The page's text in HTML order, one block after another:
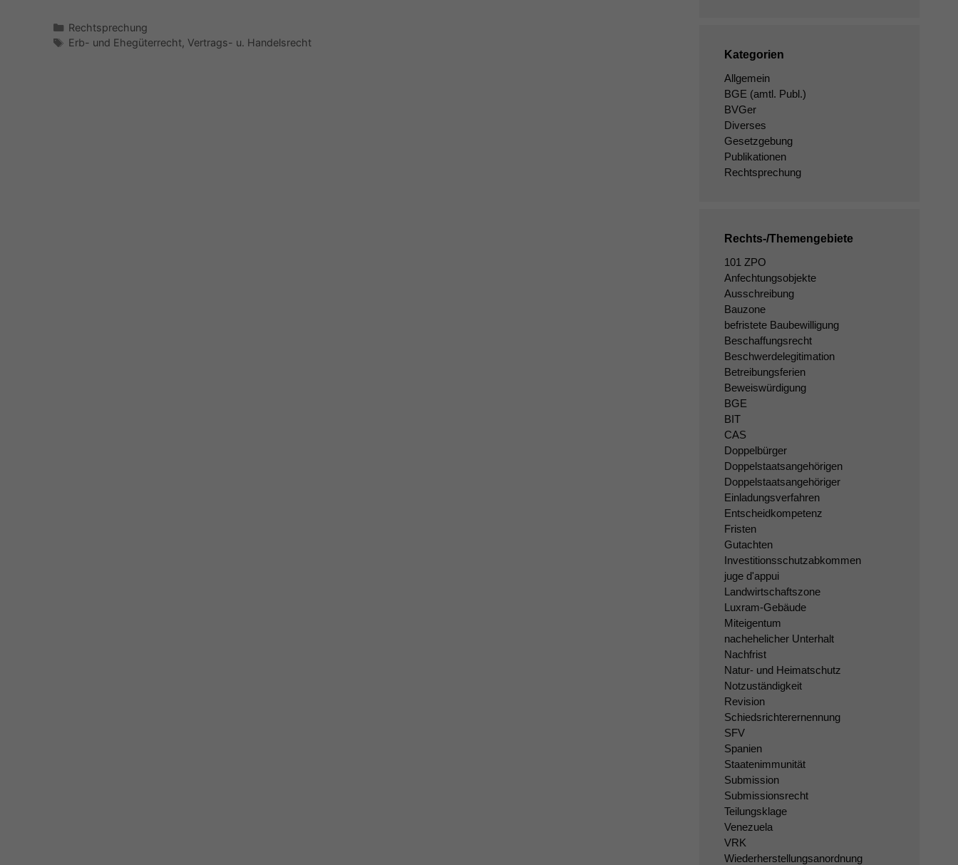
Kategorien
Rechtsprechung
Schlagwörter
Erb- und Ehegüterrecht, Vertrags- u. Handelsrecht
Kategorien
Allgemein
BGE (amtl. Publ.)
BVGer
Diverses
Gesetzgebung
Publikationen
Rechtsprechung
Rechts-/Themengebiete
101 ZPO
Anfechtungsobjekte
Ausschreibung
Bauzone
befristete Baubewilligung
Beschaffungsrecht
Beschwerdelegitimation
Betreibungsferien
Beweiswürdigung
BGE
BIT
CAS
Doppelbürger
Doppelstaatsangehörigen
Doppelstaatsangehöriger
Einladungsverfahren
Entscheidkompetenz
Fristen
Gutachten
Investitionsschutzabkommen
juge d'appui
Landwirtschaftszone
Luxram-Gebäude
Miteigentum
nachehelicher Unterhalt
Nachfrist
Natur- und Heimatschutz
Notzuständigkeit
Revision
Schiedsrichterernennung
SFV
Spanien
Staatenimmunität
Submission
Submissionsrecht
Teilungsklage
Venezuela
VRK
Wiederherstellungsanordnung